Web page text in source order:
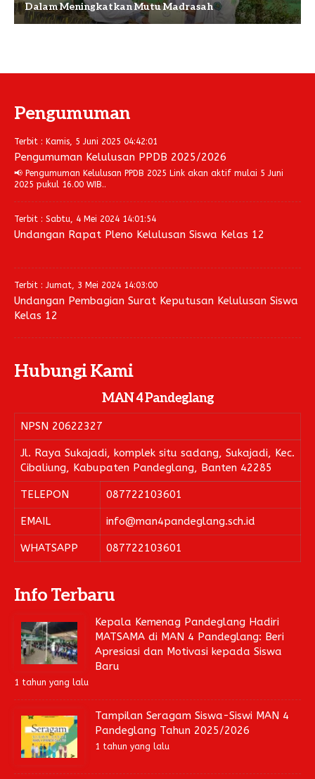
Dalam Meningkatkan Mutu Madrasah
Pengumuman
Terbit : Kamis, 5 Juni 2025 04:42:01
Pengumuman Kelulusan PPDB 2025/2026
📢 Pengumuman Kelulusan PPDB 2025 Link akan aktif mulai 5 Juni
2025 pukul 16.00 WIB..
Terbit : Sabtu, 4 Mei 2024 14:01:54
Undangan Rapat Pleno Kelulusan Siswa Kelas 12
Terbit : Jumat, 3 Mei 2024 14:03:00
Undangan Pembagian Surat Keputusan Kelulusan Siswa
Kelas 12
Hubungi Kami
MAN 4 Pandeglang
NPSN 20622327
Jl. Raya Sukajadi, komplek situ sadang, Sukajadi, Kec.
Cibaliung, Kabupaten Pandeglang, Banten 42285
TELEPON 087722103601
EMAIL info@man4pandeglang.sch.id
WHATSAPP 087722103601
Info Terbaru
Kepala Kemenag Pandeglang Hadiri
MATSAMA di MAN 4 Pandeglang: Beri
Apresiasi dan Motivasi kepada Siswa
Baru
1 tahun yang lalu
Tampilan Seragam Siswa-Siswi MAN 4
Pandeglang Tahun 2025/2026
1 tahun yang lalu